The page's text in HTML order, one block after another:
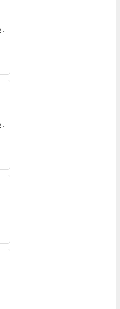
Albert Debondue Method for Oboe or Saxophone: Part 2
Albert Debondue Method for Oboe or Saxophone: Part 3